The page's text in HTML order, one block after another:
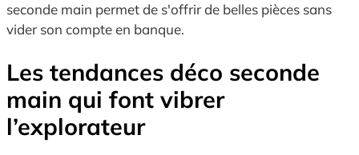
seconde main permet de s'offrir de belles pièces sans
vider son compte en banque.
Les tendances déco seconde
main qui font vibrer
l’explorateur